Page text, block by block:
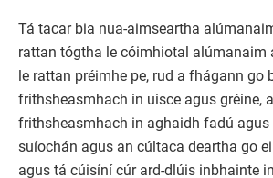
Tá tacar bia nua-aimseartha
rattan tógtha le cóimhiotal alúmanaim
le rattan préimhe pe, rud a fhágann go
frithsheasmhach in uisce agus gréine,
frithsheasmhach in aghaidh fadú agus
suíochán agus an cúltaca deartha go
agus tá cúisíní cúr ard-dlúis inbhainte